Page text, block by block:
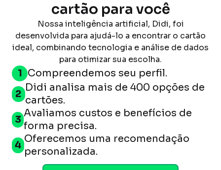
cartão para você
Nossa inteligência artificial, Didi, foi
desenvolvida para ajudá-lo a encontrar o cartão
ideal, combinando tecnologia e análise de dados
para otimizar sua escolha.
1 Compreendemos seu perfil.
2
Didi analisa mais de 400 opções de
cartões.
3
Avaliamos custos e benefícios de
forma precisa.
4
Oferecemos uma recomendação
personalizada.